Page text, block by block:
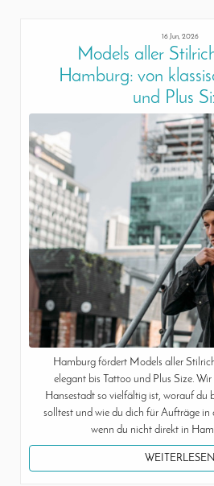
16 Jun, 2026
Models aller
Hamburg: von
und Plus
Hamburg fördert Models aller
elegant bis Tattoo und Plus Size.
Hansestadt so vielfältig ist, worauf du
solltest und wie du dich für Aufträge in
wenn du nicht direkt in
WEITERLESEN